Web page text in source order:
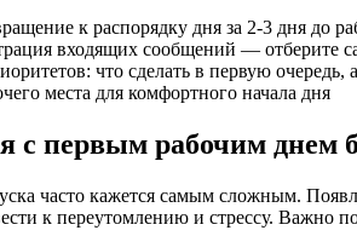
к распорядку дня за 2-3 дня до
входящих сообщений — отберите
что сделать в первую
места для комфортного начала дня
с первым рабочим днем
часто кажется самым сложным.
к переутомлению и стрессу. Важно